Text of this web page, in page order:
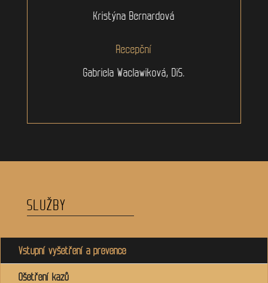
Kristýna Bernardová
Recepční
Gabriela Waclawiková, DiS.
SLUŽBY
Vstupní vyšetření a prevence
Ošetření kazů